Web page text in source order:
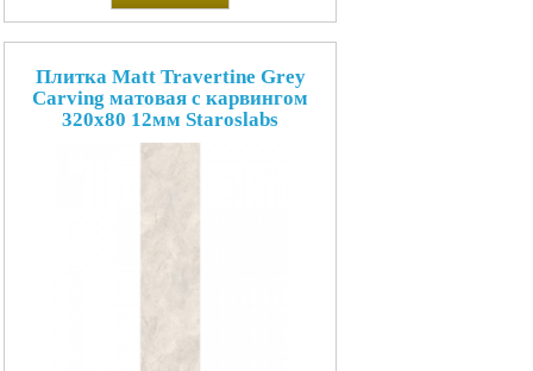
Плитка Matt Travertine Grey
Carving матовая с карвингом
320x80 12мм Staroslabs